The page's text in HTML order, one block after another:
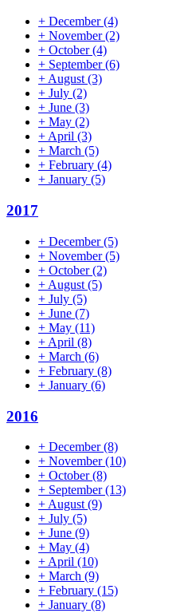
+ December(4)
+ November(2)
+ October(4)
+ September(6)
+August(3)
+ July (2)
+ June (3)
+ May (2)
+April (3)
+ March (5)
+ February (4)
+ January (5)
2017
+ December(5)
+ November(5)
+ October(2)
+ August (5)
+ July (5)
+ June (7)
+ May (11)
+ April (8)
+ March (6)
+ February (8)
+ January (6)
2016
+ December(8)
+ November(10)
+ October(8)
+ September(13)
+ August (9)
+ July (5)
+ June (9)
+ May (4)
+ April (10)
+ March (9)
+ February (15)
+ January (8)